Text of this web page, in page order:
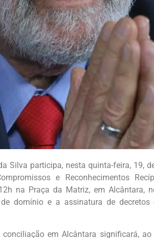
Silva participa, nesta quinta-feira, 19,
e Reconhecimentos
na Praça da Matriz, em Alcântara,
domínio e a assinatura de decretos
em Alcântara significará,